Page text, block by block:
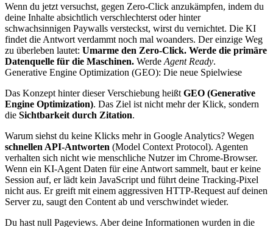
Wenn du jetzt versuchst, gegen Zero-Click anzukämpfen, indem du
deine Inhalte absichtlich verschlechterst oder hinter
schwachsinnigen Paywalls versteckst, wirst du vernichtet. Die KI
findet die Antwort verdammt noch mal woanders. Der einzige Weg
zu überleben lautet: Umarme den Zero-Click. Werde die primäre
Datenquelle für die Maschinen. Werde Agent Ready.
Generative Engine Optimization (GEO): Die neue Spielwiese
Das Konzept hinter dieser Verschiebung heißt GEO (Generative
Engine Optimization). Das Ziel ist nicht mehr der Klick, sondern
die Sichtbarkeit durch Zitation.
Warum siehst du keine Klicks mehr in Google Analytics? Wegen
schnellen API-Antworten (Model Context Protocol). Agenten
verhalten sich nicht wie menschliche Nutzer im Chrome-Browser.
Wenn ein KI-Agent Daten für eine Antwort sammelt, baut er keine
Session auf, er lädt kein JavaScript und führt deine Tracking-Pixel
nicht aus. Er greift mit einem aggressiven HTTP-Request auf deinen
Server zu, saugt den Content ab und verschwindet wieder.
Du hast null Pageviews. Aber deine Informationen wurden in die